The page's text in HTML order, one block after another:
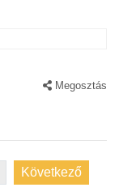
Megosztás
Következő